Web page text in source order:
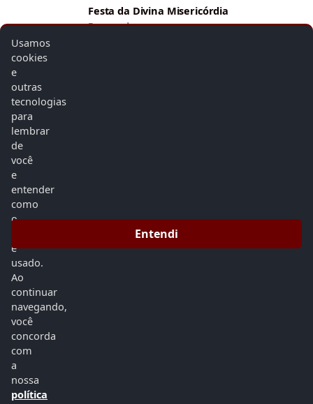
Festa da Divina Misericórdia
Encerrado
Usamos
cookies
e
outras
tecnologias
para
lembrar
de
você
e
entender
como
o
é
usado.
Ao
continuar
navegando,
você
concorda
com
a
nossa
política
Entendi
Programação